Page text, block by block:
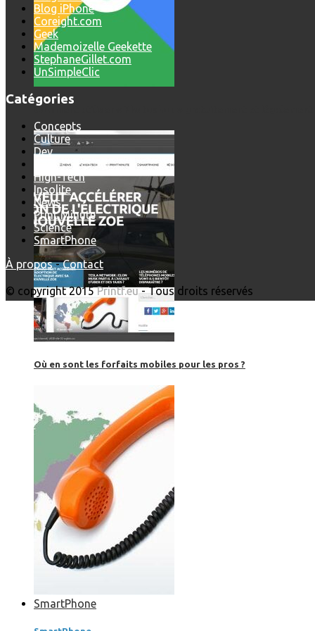
Où en sont les forfaits mobiles pour les pros ?
SmartPhone
Blog iPhone
Coreight.com
Geek
Mademoizelle Geekette
StephaneGillet.com
UnSimpleClic
Catégories
Concepts
Culture
Dev
High-Tech
Insolite
News
Print'Minute
Science
SmartPhone
À propos-Contact
© copyright 2015Printf.eu- Tous droits réservés